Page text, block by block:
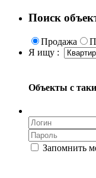
Поиск
Продажа
Я ищу :
Объекты с
Запомнить